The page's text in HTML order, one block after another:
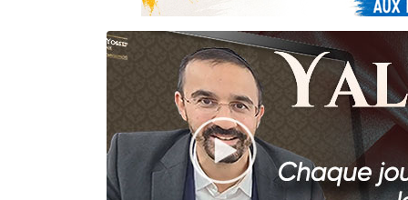
Odaya
2
13
30
Il reste
12